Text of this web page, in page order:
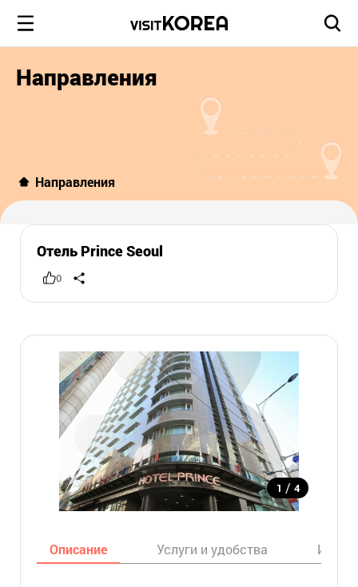
Направления
Направления
Отель Prince Seoul
0
1 / 4
Описание Услуги и удобства